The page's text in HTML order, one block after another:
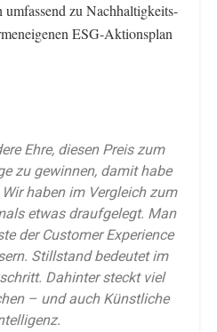
zu Nachhaltigkeits-
ESG-Aktionsplan
Ehre, diesen Preis zum
zu gewinnen, damit habe
haben im Vergleich zum
etwas draufgelegt. Man
der Customer Experience
Stillstand bedeutet im
Dahinter steckt viel
– und auch Künstliche